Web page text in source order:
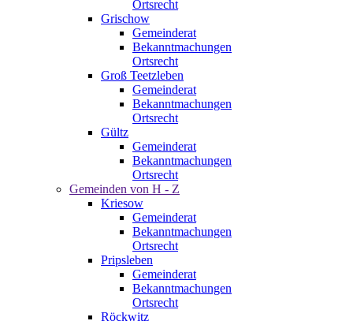
Ortsrecht
Grischow
Gemeinderat
Bekanntmachungen
Ortsrecht
Groß Teetzleben
Gemeinderat
Bekanntmachungen
Ortsrecht
Gültz
Gemeinderat
Bekanntmachungen
Ortsrecht
Gemeinden von H - Z
Kriesow
Gemeinderat
Bekanntmachungen
Ortsrecht
Pripsleben
Gemeinderat
Bekanntmachungen
Ortsrecht
Röckwitz